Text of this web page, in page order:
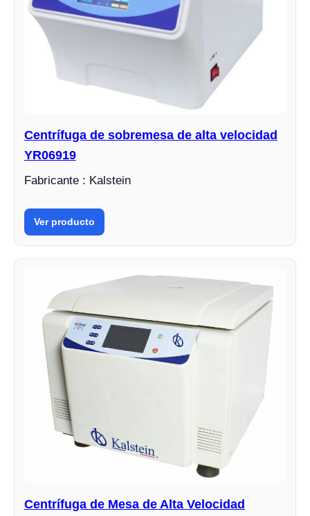
Centrífuga de sobremesa de alta velocidad
YR06919
Fabricante : Kalstein
Ver producto
Centrífuga de Mesa de Alta Velocidad